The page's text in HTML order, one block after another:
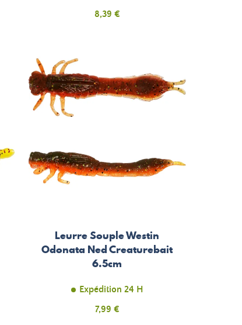
Prix
8,39 €
Leurre Souple Westin
Odonata Ned Creaturebait
6.5cm
Expédition 24 H
Prix
7,99 €